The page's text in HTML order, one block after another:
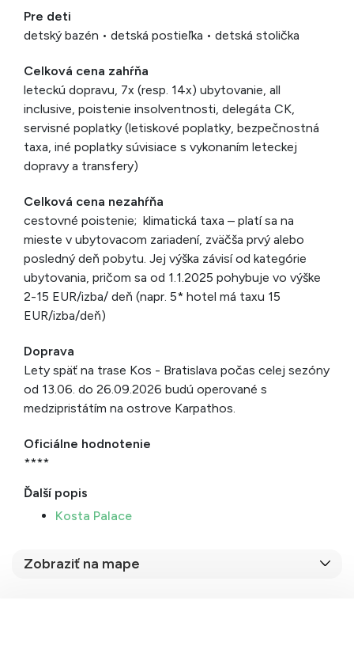
Pre deti
detský bazén • detská postieľka • detská stolička
Celková cena zahŕňa
leteckú dopravu, 7x (resp. 14x) ubytovanie, all
inclusive, poistenie insolventnosti, delegáta CK,
servisné poplatky (letiskové poplatky, bezpečnostná
taxa, iné poplatky súvisiace s vykonaním leteckej
dopravy a transfery)
Celková cena nezahŕňa
cestovné poistenie; klimatická taxa – platí sa na
mieste v ubytovacom zariadení, zväčša prvý alebo
posledný deň pobytu. Jej výška závisí od kategórie
ubytovania, pričom sa od 1.1.2025 pohybuje vo výške
2-15 EUR/izba/ deň (napr. 5* hotel má taxu 15
EUR/izba/deň)
Doprava
Lety späť na trase Kos - Bratislava počas celej sezóny
od 13.06. do 26.09.2026 budú operované s
medzipristátím na ostrove Karpathos.
Oficiálne hodnotenie
****
Ďalší popis
Kosta Palace
Zobraziť na mape